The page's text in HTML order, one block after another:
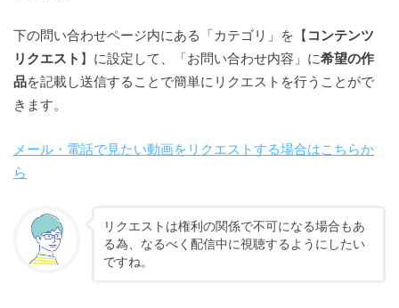
下の問い合わせページ内にある「カテゴリ」を【 コンテンツ
リクエスト 】に設定して、「お問い合わせ内容」に希望の作
品を記載し送信することで簡単にリクエストを行うことがで
きます。
メール・電話で見たい動画をリクエストする場合はこちらか
ら
リクエストは権利の関係で不可になる場合もあ
る為、なるべく配信中に視聴するようにしたい
ですね。